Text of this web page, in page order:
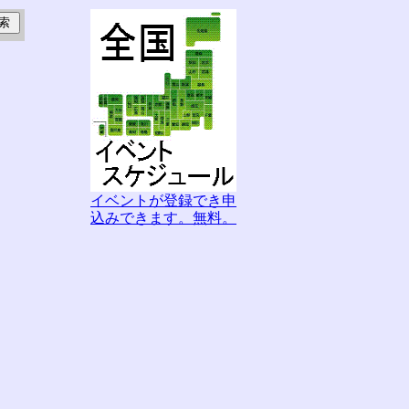
イベントが登録でき申
込みできます。無料。